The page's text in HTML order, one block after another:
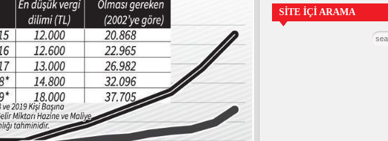
SİTE İÇİ ARAMA